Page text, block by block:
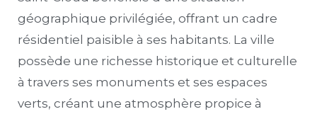
géographique privilégiée, offrant un cadre
résidentiel paisible à ses habitants. La ville
possède une richesse historique et culturelle
à travers ses monuments et ses espaces
verts, créant une atmosphère propice à